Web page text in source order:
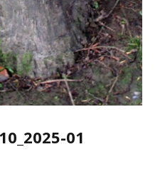
01